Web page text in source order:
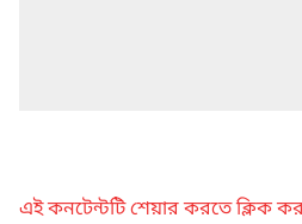
এই কনটেন্টটি শেয়ার করতে ক্লিক